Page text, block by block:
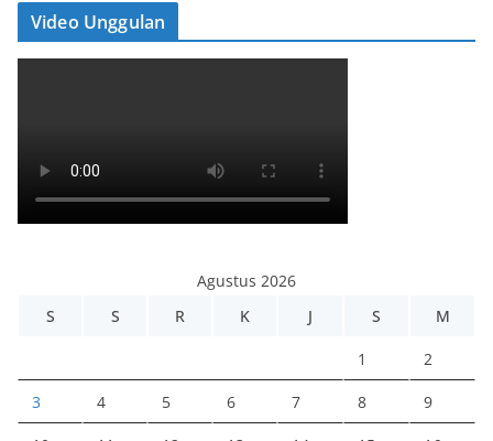
Video Unggulan
Agustus 2026
S
S R K J S M
1 2
3 4 5 6 7 8 9